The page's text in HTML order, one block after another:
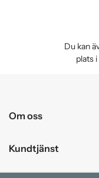
Du kan
plats
Om oss
Kundtjänst